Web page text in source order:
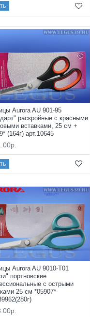
Aurora AU 901-95
раскройные с красными
вставками, 25 см +
(164г) арт.10645
Aurora AU 9010-T01
портновские
с острыми
25 см *05907*